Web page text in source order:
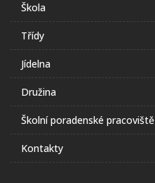
Škola
Třídy
Jídelna
Družina
Školní poradenské pracoviště
Kontakty